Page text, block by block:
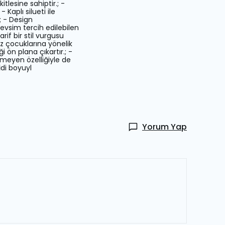
sahiptir.; -
Kaplı silueti ile
- Design
tercih edilebilen
bir stil vurgusu
çocuklarına yönelik
ön plana çıkartır.; -
özelliğiyle de
boyuyl
Yorum Yap